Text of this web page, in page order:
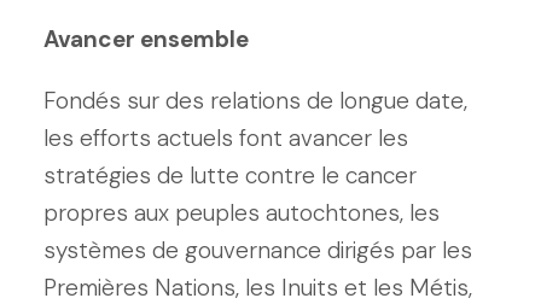
Avancer ensemble
Fondés sur des relations de longue date,
les efforts actuels font avancer les
stratégies de lutte contre le cancer
propres aux peuples autochtones, les
systèmes de gouvernance dirigés par les
Premières Nations, les Inuits et les Métis,